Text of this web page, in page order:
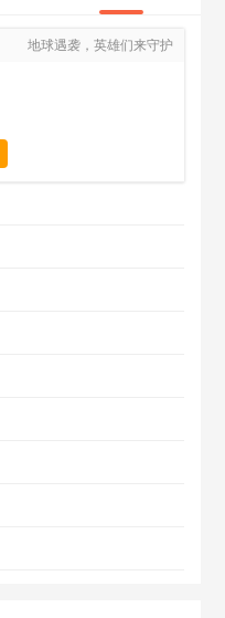
地球遇袭，英雄们来守护